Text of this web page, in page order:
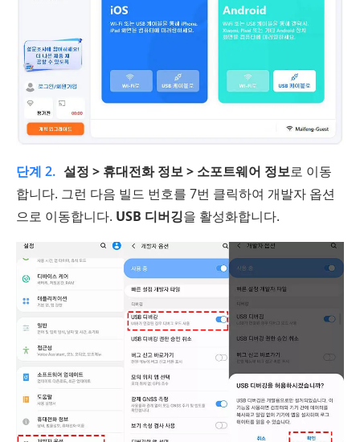
단계 2. 설정 > 휴대전화 정보 > 소포트웨어 정보로 이동
합니다. 그런 다음 빌드 번호를 7번 클릭하여 개발자 옵션
으로 이동합니다. USB 디버깅을 활성화합니다.